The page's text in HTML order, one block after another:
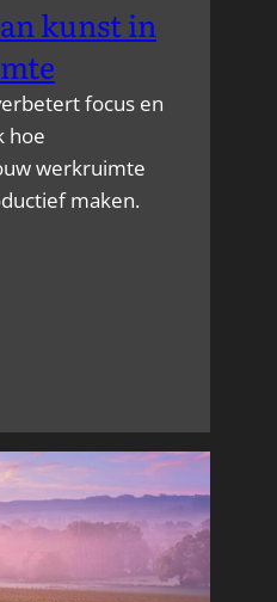
kunst in
focus en
hoe
werkruimte
maken.